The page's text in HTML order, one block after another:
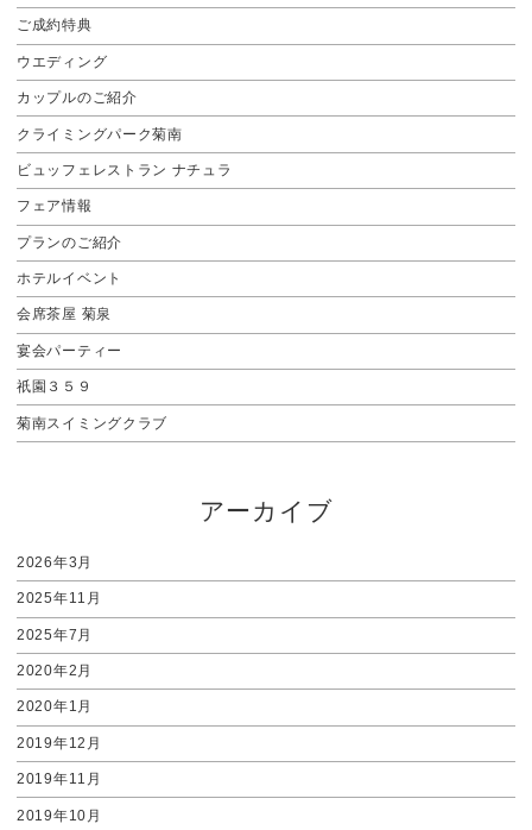
ご成約特典
ウエディング
カップルのご紹介
クライミングパーク菊南
ビュッフェレストラン ナチュラ
フェア情報
プランのご紹介
ホテルイベント
会席茶屋 菊泉
宴会パーティー
祇園３５９
菊南スイミングクラブ
アーカイブ
2026年3月
2025年11月
2025年7月
2020年2月
2020年1月
2019年12月
2019年11月
2019年10月